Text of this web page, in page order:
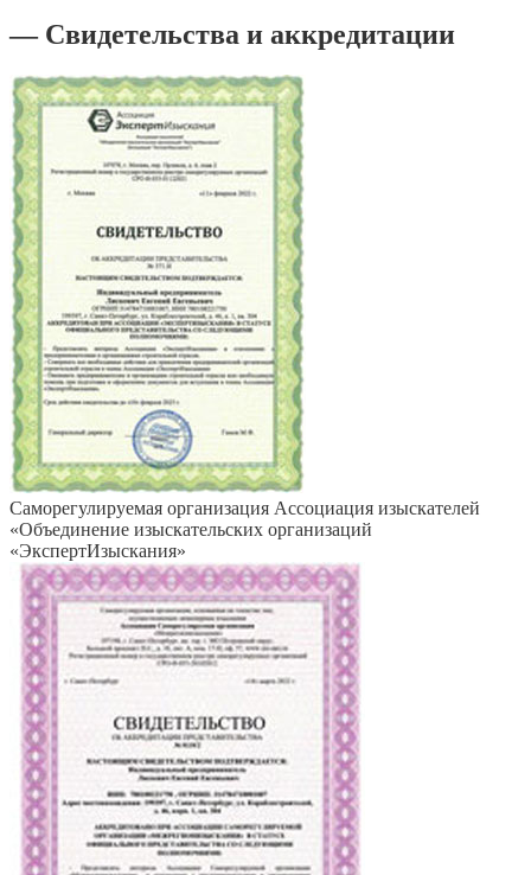
— Свидетельства и аккредитации
Саморегулируемая организация Ассоциация изыскателей
«Объединение изыскательских организаций
«ЭкспертИзыскания»